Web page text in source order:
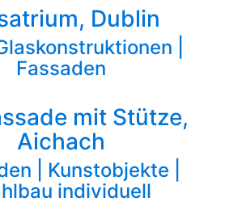
Dublin
|
Fassaden
mit Stütze,
Aichach
| Kunstobjekte |
individuell